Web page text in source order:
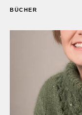
BÜCHER